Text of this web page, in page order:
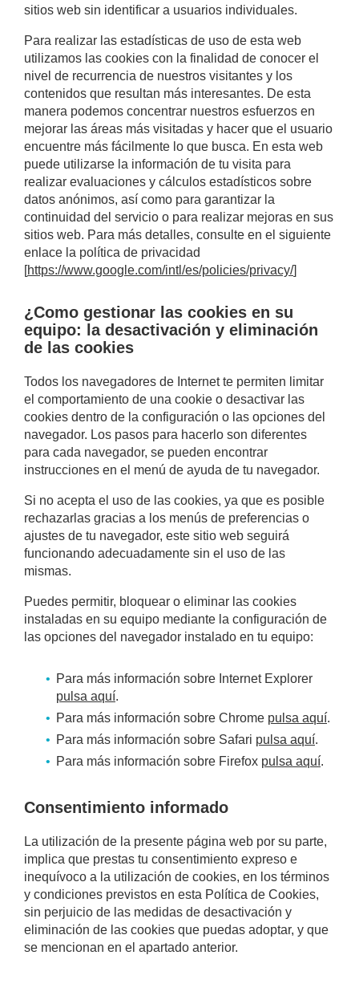
sitios web sin identificar a usuarios individuales.
Para realizar las estadísticas de uso de esta web
utilizamos las cookies con la finalidad de conocer el
nivel de recurrencia de nuestros visitantes y los
contenidos que resultan más interesantes. De esta
manera podemos concentrar nuestros esfuerzos en
mejorar las áreas más visitadas y hacer que el usuario
encuentre más fácilmente lo que busca. En esta web
puede utilizarse la información de tu visita para
realizar evaluaciones y cálculos estadísticos sobre
datos anónimos, así como para garantizar la
continuidad del servicio o para realizar mejoras en sus
sitios web. Para más detalles, consulte en el siguiente
enlace la política de privacidad
[https://www.google.com/intl/es/policies/privacy/]
¿Como gestionar las cookies en su
equipo: la desactivación y eliminación
de las cookies
Todos los navegadores de Internet te permiten limitar
el comportamiento de una cookie o desactivar las
cookies dentro de la configuración o las opciones del
navegador. Los pasos para hacerlo son diferentes
para cada navegador, se pueden encontrar
instrucciones en el menú de ayuda de tu navegador.
Si no acepta el uso de las cookies, ya que es posible
rechazarlas gracias a los menús de preferencias o
ajustes de tu navegador, este sitio web seguirá
funcionando adecuadamente sin el uso de las
mismas.
Puedes permitir, bloquear o eliminar las cookies
instaladas en su equipo mediante la configuración de
las opciones del navegador instalado en tu equipo:
Para más información sobre Internet Explorer
pulsa aquí.
Para más información sobre Chrome pulsa aquí.
Para más información sobre Safari pulsa aquí.
Para más información sobre Firefox pulsa aquí.
Consentimiento informado
La utilización de la presente página web por su parte,
implica que prestas tu consentimiento expreso e
inequívoco a la utilización de cookies, en los términos
y condiciones previstos en esta Política de Cookies,
sin perjuicio de las medidas de desactivación y
eliminación de las cookies que puedas adoptar, y que
se mencionan en el apartado anterior.